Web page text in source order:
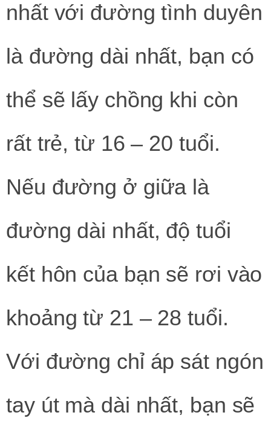
nhất với đường tình duyên
là đường dài nhất, bạn có
thể sẽ lấy chồng khi còn
rất trẻ, từ 16 – 20 tuổi.
Nếu đường ở giữa là
đường dài nhất, độ tuổi
kết hôn của bạn sẽ rơi vào
khoảng từ 21 – 28 tuổi.
Với đường chỉ áp sát ngón
tay út mà dài nhất, bạn sẽ